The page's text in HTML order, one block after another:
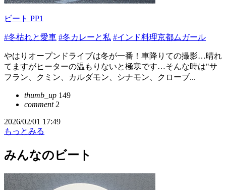
ビート PP1
#冬枯れと愛車 #冬カレーと私 #インド料理京都ムガール
やはりオープンドライブは冬が一番！車降りての撮影…晴れ
てますがヒーターの温もりないと極寒です…そんな時は"サ
フラン、クミン、カルダモン、シナモン、クローブ...
thumb_up 149
comment2
2026/02/01 17:49
もっとみる
みんなのビート